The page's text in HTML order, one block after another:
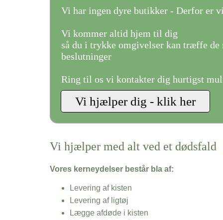
Vi har ingen dyre butikker - Derfor er
Vi kommer altid hjem til dig
så du i trykke omgivelser kan træffe de
beslutninger
Ring til os vi kontakter dig hurtigst
Vi hjælper med alt ved et dødsfald
Vores kerneydelser består bla af:
Levering af kisten
Levering af ligtøj
Lægge afdøde i kisten